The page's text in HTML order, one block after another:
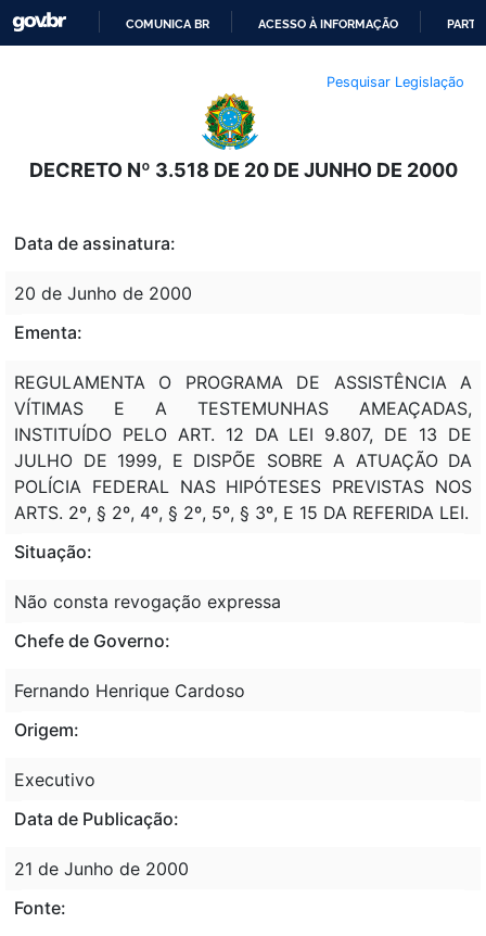
O
CONTEÚDO
COMUNICA BR ACESSO À INFORMAÇÃO
Pesquisar Legislação
DECRETO Nº 3.518 DE 20 DE JUNHO DE 2000
Data de assinatura:
20 de Junho de 2000
Ementa:
REGULAMENTA O PROGRAMA DE ASSISTÊNCIA A
VÍTIMAS E A TESTEMUNHAS AMEAÇADAS,
INSTITUÍDO PELO ART. 12 DA LEI 9.807, DE 13 DE
JULHO DE 1999, E DISPÕE SOBRE A ATUAÇÃO DA
POLÍCIA FEDERAL NAS HIPÓTESES PREVISTAS NOS
ARTS. 2º, § 2º, 4º, § 2º, 5º, § 3º, E 15 DA REFERIDA LEI.
Situação:
Não consta revogação expressa
Chefe de Governo:
Fernando Henrique Cardoso
Origem:
Executivo
Data de Publicação:
21 de Junho de 2000
Fonte: